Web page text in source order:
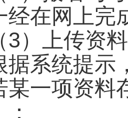
经在网上完
上传资料
统提示，
某一项资料